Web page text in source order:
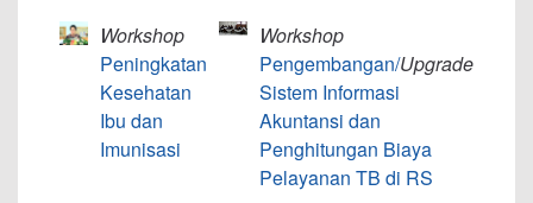
Workshop
Peningkatan
Kesehatan
Ibu dan
Imunisasi
Workshop
Pengembangan/Upgrade
Sistem Informasi
Akuntansi dan
Penghitungan Biaya
Pelayanan TB di RS